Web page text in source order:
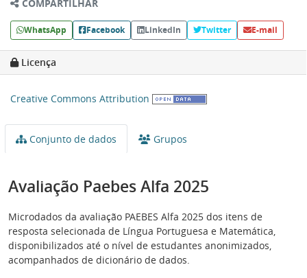
COMPARTILHAR
WhatsApp Facebook LinkedIn Twitter E-mail
Licença
Creative Commons Attribution
Conjunto de dados Grupos
Avaliação Paebes Alfa 2025
Microdados da avaliação PAEBES Alfa 2025 dos itens de
resposta selecionada de Língua Portuguesa e Matemática,
disponibilizados até o nível de estudantes anonimizados,
acompanhados de dicionário de dados.